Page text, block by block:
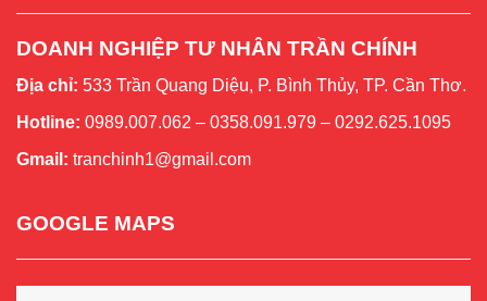
DOANH NGHIỆP TƯ NHÂN TRẦN CHÍNH
Địa chỉ: 533 Trần Quang Diệu, P. Bình Thủy, TP. Cần Thơ.
Hotline: 0989.007.062 – 0358.091.979 – 0292.625.1095
Gmail: tranchinh1@gmail.com
GOOGLE MAPS